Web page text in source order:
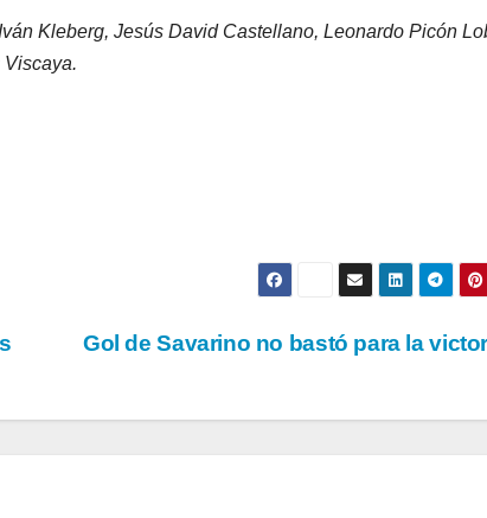
Kleberg, Jesús David Castellano, Leonardo Picón
Gol de Savarino no bastó para la